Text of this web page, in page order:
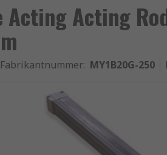
Acting Acting
Fabrikantnummer: MY1B20G-250